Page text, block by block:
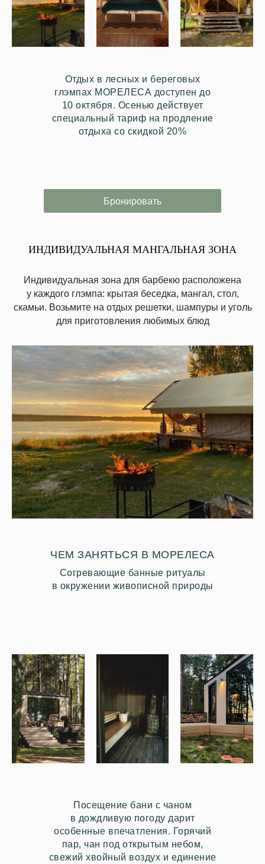
Отдых в лесных и береговых
глэмпах МОРЕЛЕСА доступен до
10 октября. Осенью действует
специальный тариф на продление
отдыха со скидкой 20%
Бронировать
ИНДИВИДУАЛЬНАЯ МАНГАЛЬНАЯ ЗОНА
Индивидуальная зона для барбекю расположена
у каждого глэмпа: крытая беседка, мангал, стол,
скамьи. Возьмите на отдых решетки, шампуры и уголь
для приготовления любимых блюд
ЧЕМ ЗАНЯТЬСЯ В МОРЕЛЕСА
Согревающие банные ритуалы
в окружении живописной природы
Посещение бани с чаном
в дождливую погоду дарит
особенные впечатления. Горячий
пар, чан под открытым небом,
свежий хвойный воздух и единение